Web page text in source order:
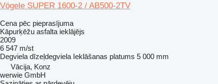
Vögele SUPER 1600-2 / AB500-2TV
Cena pēc pieprasījuma
Kāpurķēžu asfalta ieklājējs
2009
6 547 m/st
Degviela dīzeļdegviela Ieklāšanas platums 5 000 mm
Vācija, Konz
werwie GmbH